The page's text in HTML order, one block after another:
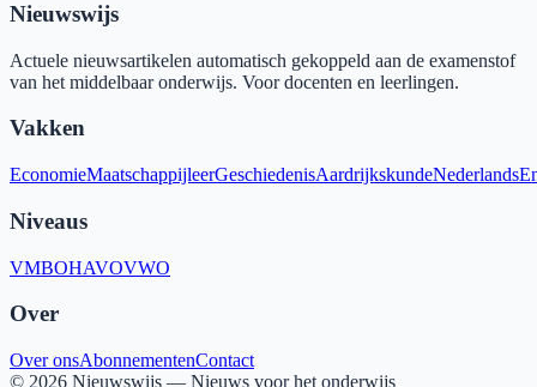
Nieuwswijs
Actuele nieuwsartikelen automatisch gekoppeld aan de examenstof
van het middelbaar onderwijs. Voor docenten en leerlingen.
Vakken
EconomieMaatschappijleerGeschiedenisAardrijkskundeNederlands
Niveaus
VMBOHAVOVWO
Over
Over onsAbonnementenContact
© 2026 Nieuwswijs — Nieuws voor het onderwijs